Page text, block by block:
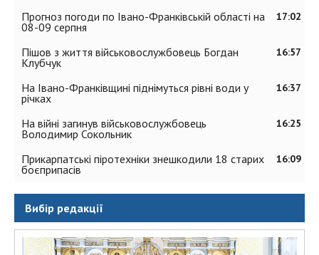
17:02
Прогноз погоди по Івано-Франківській області на
08-09 серпня
16:57
Пішов з життя військовослужбовець Богдан
Клубчук
16:37
На Івано-Франківщині піднімуться рівні води у
річках
16:25
На війні загинув військовослужбовець
Володимир Сокольник
16:09
Прикарпатські піротехніки знешкодили 18 старих
боєприпасів
Вибір редакції